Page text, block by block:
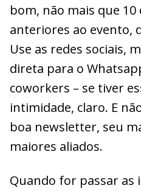
bom, não mais que 10
anteriores ao evento,
Use as redes sociais,
direta para o
coworkers – se tiver
intimidade, claro. E
boa newsletter, seu
maiores aliados.
Quando for passar as